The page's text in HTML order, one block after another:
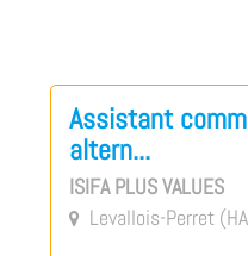
Assistant
altern...
ISIFA PLUS VALUES
 Levallois-Perret